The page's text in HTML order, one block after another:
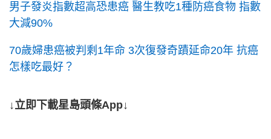
男子發炎指數超高恐患癌 醫生教吃1種防癌食物 指數
大減90%
70歲婦患癌被判剩1年命 3次復發奇蹟延命20年 抗癌
怎樣吃最好？
↓立即下載星島頭條App↓